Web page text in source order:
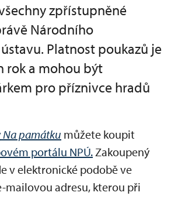
zpřístupněné
Národního
Platnost poukazů je
rok a mohou být
pro příznivce hradů
Na památku můžete koupit
portálu NPÚ. Zakoupený
v elektronické podobě ve
mailovou adresu, kterou při